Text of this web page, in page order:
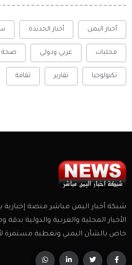
أخبار اليمن أخبار الحديدة
محليات عربي ودولي صحة
تكنولوجيا تقارير ثقافة
شبكة أخبار اليمن مباشر منصة
الأخبار المحلية والعربية والدولية
خاص بالشأن اليمني وتغطية مستمرة